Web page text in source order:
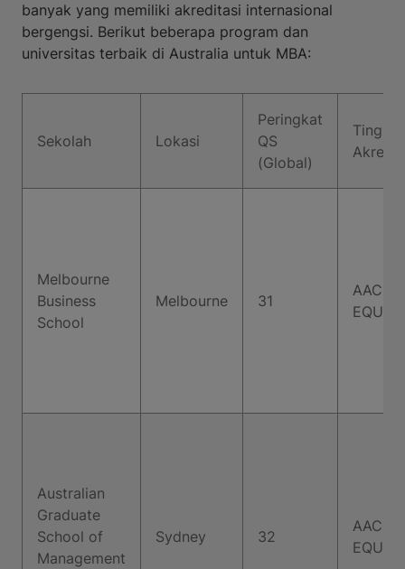
banyak yang memiliki akreditasi internasional
bergengsi. Berikut beberapa program dan
universitas terbaik di Australia untuk MBA:
Sekolah Lokasi
Peringkat
QS
(Global)
Tingkat
Melbourne
Business
School
Melbourne 31
AACSB,
EQUIS
Australian
Graduate
School of
Management
Sydney 32
AACSB,
EQUIS